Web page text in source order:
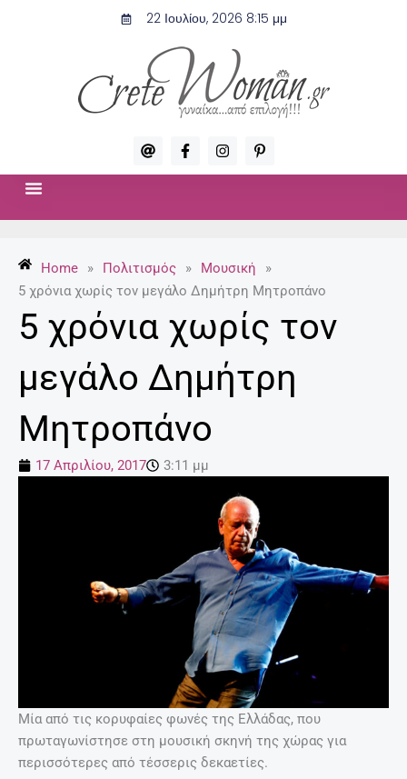
22 Ιουλίου, 2026 8:15 μμ
A
t
F
a
c
f
I
n
s
P
i
n
p
Home » Πολιτισμός » Μουσική
»
5 χρόνια χωρίς τον μεγάλο Δημήτρη Μητροπάνο
5 χρόνια χωρίς τον
μεγάλο Δημήτρη
Μητροπάνο
17 Απριλίου, 2017 3:11 μμ
Μία από τις κορυφαίες φωνές της Ελλάδας, που
πρωταγωνίστησε στη μουσική σκηνή της χώρας για
περισσότερες από τέσσερις δεκαετίες.